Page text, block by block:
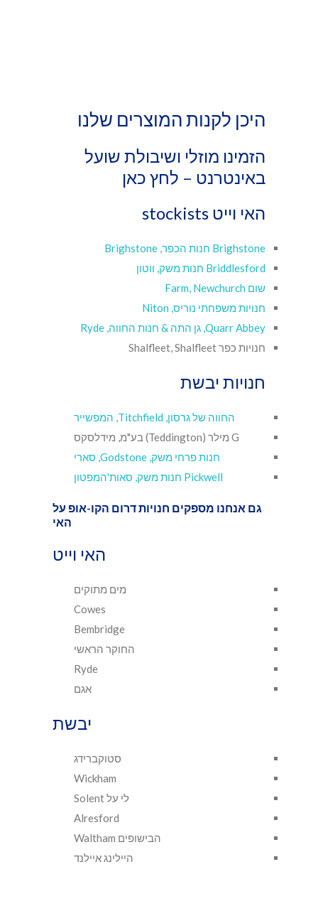
היכן לקנות המוצרים שלנו
הזמינו מוזלי ושיבולת שועל
באינטרנט – לחץ כאן
האי וייט stockists
Brighstone חנות הכפר, Brighstone
Briddlesford חנות משק, ווטון
שום Farm, Newchurch
חנויות משפחתי נוריס, Niton
Quarr Abbey, גן התה & חנות החווה, Ryde
חנויות כפר Shalfleet, Shalfleet
חנויות יבשת
החווה של גרסון, Titchfield, המפשייר
G מילר (Teddington) בע"מ, מידלסקס
חנות פרחי משק, Godstone, סארי
Pickwell חנות משק, סאות'המפטון
גם אנחנו מספקים חנויות דרום הקו-אופ על
האי
האי וייט
מים מתוקים
Cowes
Bembridge
החוקר הראשי
Ryde
אגם
יבשת
סטוקברידג
Wickham
לי על Solent
Alresford
הבישופים Waltham
היילינג איילנד